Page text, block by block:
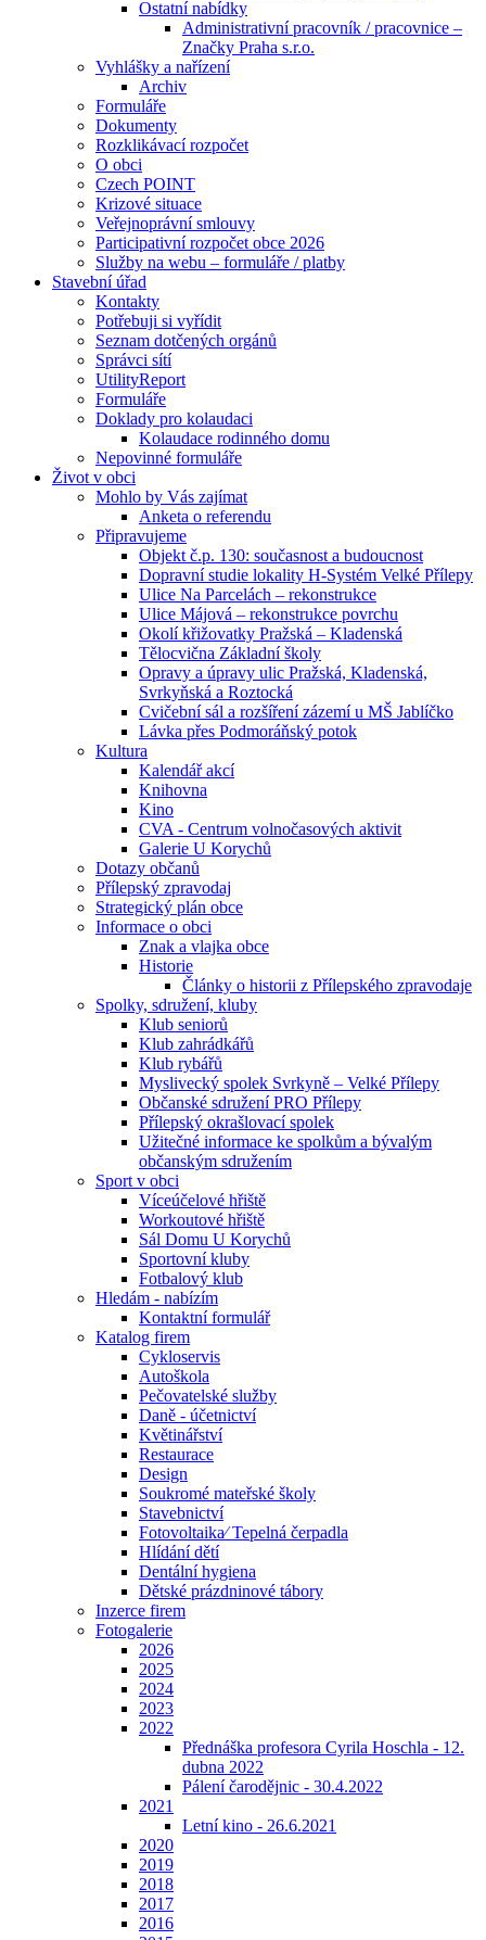
Ostatní nabídky
Administrativní pracovník / pracovnice –
Značky Praha s.r.o.
Vyhlášky a nařízení
Archiv
Formuláře
Dokumenty
Rozklikávací rozpočet
O obci
Czech POINT
Krizové situace
Veřejnoprávní smlouvy
Participativní rozpočet obce 2026
Služby na webu – formuláře / platby
Stavební úřad
Kontakty
Potřebuji si vyřídit
Seznam dotčených orgánů
Správci sítí
UtilityReport
Formuláře
Doklady pro kolaudaci
Kolaudace rodinného domu
Nepovinné formuláře
Život v obci
Mohlo by Vás zajímat
Anketa o referendu
Připravujeme
Objekt č.p. 130: současnost a budoucnost
Dopravní studie lokality H-Systém Velké Přílepy
Ulice Na Parcelách – rekonstrukce
Ulice Májová – rekonstrukce povrchu
Okolí křižovatky Pražská – Kladenská
Tělocvična Základní školy
Opravy a úpravy ulic Pražská, Kladenská,
Svrkyňská a Roztocká
Cvičební sál a rozšíření zázemí u MŠ Jablíčko
Lávka přes Podmoráňský potok
Kultura
Kalendář akcí
Knihovna
Kino
CVA - Centrum volnočasových aktivit
Galerie U Korychů
Dotazy občanů
Přílepský zpravodaj
Strategický plán obce
Informace o obci
Znak a vlajka obce
Historie
Články o historii z Přílepského zpravodaje
Spolky, sdružení, kluby
Klub seniorů
Klub zahrádkářů
Klub rybářů
Myslivecký spolek Svrkyně – Velké Přílepy
Občanské sdružení PRO Přílepy
Přílepský okrašlovací spolek
Užitečné informace ke spolkům a bývalým
občanským sdružením
Sport v obci
Víceúčelové hřiště
Workoutové hřiště
Sál Domu U Korychů
Sportovní kluby
Fotbalový klub
Hledám - nabízím
Kontaktní formulář
Katalog firem
Cykloservis
Autoškola
Pečovatelské služby
Daně - účetnictví
Květinářství
Restaurace
Design
Soukromé mateřské školy
Stavebnictví
Fotovoltaika⁄ Tepelná čerpadla
Hlídání dětí
Dentální hygiena
Dětské prázdninové tábory
Inzerce firem
Fotogalerie
2026
2025
2024
2023
2022
Přednáška profesora Cyrila Hoschla - 12.
dubna 2022
Pálení čarodějnic - 30.4.2022
2021
Letní kino - 26.6.2021
2020
2019
2018
2017
2016